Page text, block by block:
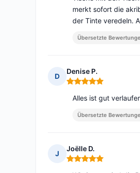
merkt sofort die
der Tinte veredeln.
Übersetzte
D
Denise P.
Hinweis: 5 von 5
Alles ist gut
Übersetzte
J
Joëlle D.
Hinweis: 5 von 5